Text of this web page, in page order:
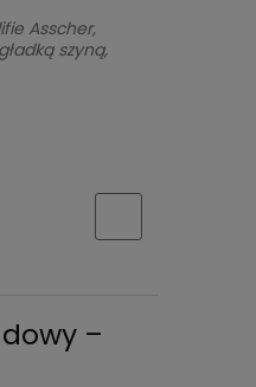
Asscher,
szyną,
–